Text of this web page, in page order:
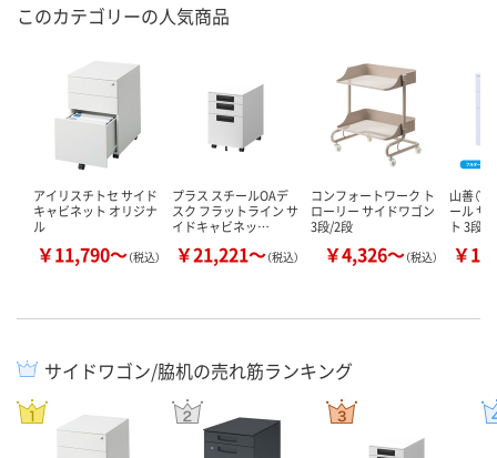
このカテゴリーの人気商品
アイリスチトセ サイド
キャビネット オリジナ
ル
￥11,790～（税込）
プラス スチールOAデ
スク フラットライン サ
イドキャビネッ…
￥21,221～（税込）
コンフォートワーク ト
ローリー サイドワゴン
3段/2段
￥4,326～（税込）
山善（
ール サ
ト 3段 …
￥
サイドワゴン/脇机の売れ筋ランキング